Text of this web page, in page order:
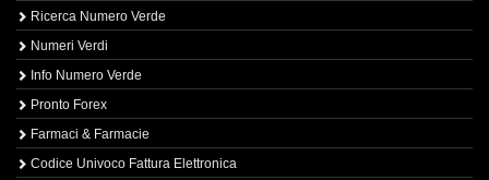
Ricerca Numero Verde
Numeri Verdi
Info Numero Verde
Pronto Forex
Farmaci & Farmacie
Codice Univoco Fattura Elettronica